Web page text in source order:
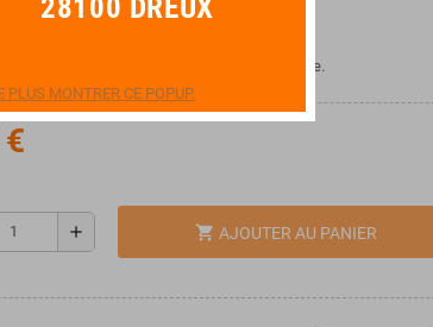
AD14 Adaptateurs RCA Mâle / 2 RCA Femelle.
add shopping_cart AJOUTER AU PANIER
28100 DREUX
PLUS MONTRER CE POPUP.